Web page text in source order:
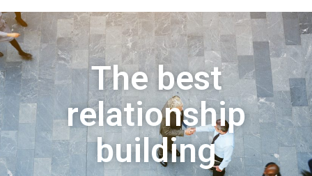
The best
relationship
building